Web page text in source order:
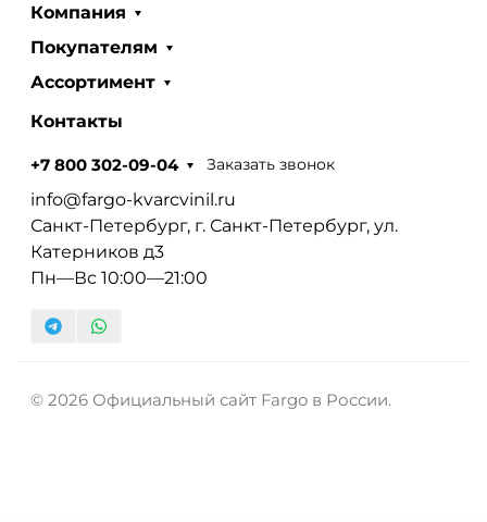
Компания
Покупателям
Ассортимент
Контакты
+7 800 302-09-04 Заказать звонок
info@fargo-kvarcvinil.ru
Санкт-Петербург, г. Санкт-Петербург, ул.
Катерников д3
Пн—Вс 10:00—21:00
© 2026 Официальный сайт Fargo в России.